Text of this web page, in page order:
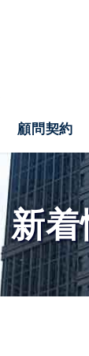
顧問契約
新